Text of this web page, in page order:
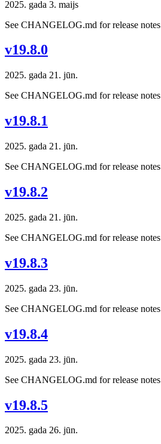
2025. gada 3. maijs
See CHANGELOG.md for release notes
v19.8.0
2025. gada 21. jūn.
See CHANGELOG.md for release notes
v19.8.1
2025. gada 21. jūn.
See CHANGELOG.md for release notes
v19.8.2
2025. gada 21. jūn.
See CHANGELOG.md for release notes
v19.8.3
2025. gada 23. jūn.
See CHANGELOG.md for release notes
v19.8.4
2025. gada 23. jūn.
See CHANGELOG.md for release notes
v19.8.5
2025. gada 26. jūn.